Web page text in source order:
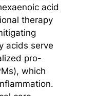
acid
therapy
acids serve
pro-
which